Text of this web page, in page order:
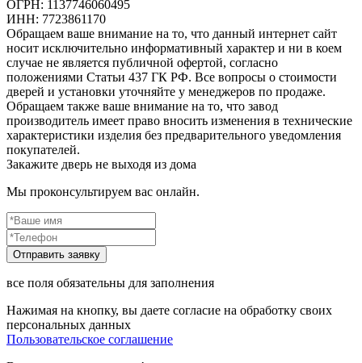
ОГРН: 1137746060495
ИНН: 7723861170
Обращаем ваше внимание на то, что данный интернет сайт
носит исключительно информативный характер и ни в коем
случае не является публичной офертой, согласно
положениями Статьи 437 ГК РФ. Все вопросы о стоимости
дверей и установки уточняйте у менеджеров по продаже.
Обращаем также ваше внимание на то, что завод
производитель имеет право вносить изменения в технические
характеристики изделия без предварительного уведомления
покупателей.
Закажите дверь не выходя из дома
Мы проконсультируем вас онлайн.
все поля обязательны для заполнения
Нажимая на кнопку, вы даете согласие на обработку своих
персональных данных
Пользовательское соглашение